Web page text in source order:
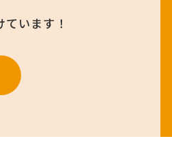
います！